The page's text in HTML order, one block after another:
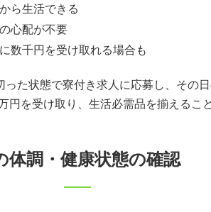
ら生活できる
心配が不要
数千円を受け取れる場合も
た状態で寮付き求人に応募し、その
円を受け取り、生活必需品を揃えるこ
体調・健康状態の確認